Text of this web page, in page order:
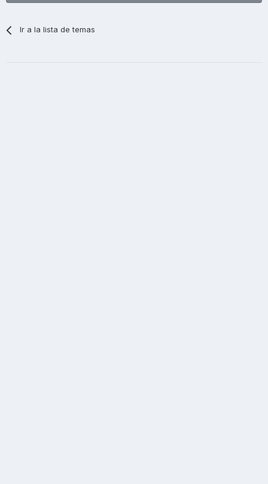
Ir a la lista de temas